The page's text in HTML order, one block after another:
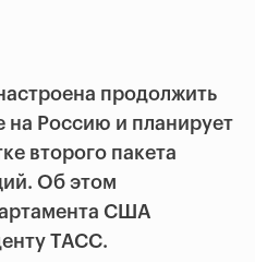
продолжить
на Россию и планирует
второго пакета
Об этом
США
ТАСС.